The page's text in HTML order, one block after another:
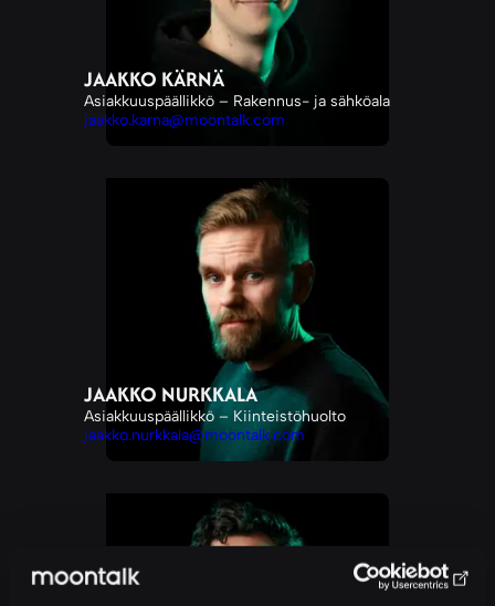
JAAKKO KÄRNÄ
Asiakkuuspäällikkö – Rakennus- ja sähköala
jaakko.karna@moontalk.com
JAAKKO NURKKALA
Asiakkuuspäällikkö – Kiinteistöhuolto
jaakko.nurkkala@moontalk.com